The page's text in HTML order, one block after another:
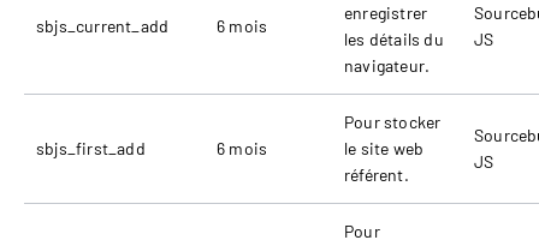
sbjs_current_add 6 mois
enregistrer
les détails du
navigateur.
JS
sbjs_first_add 6 mois
Pour stocker
le site web
référent.
JS
Pour